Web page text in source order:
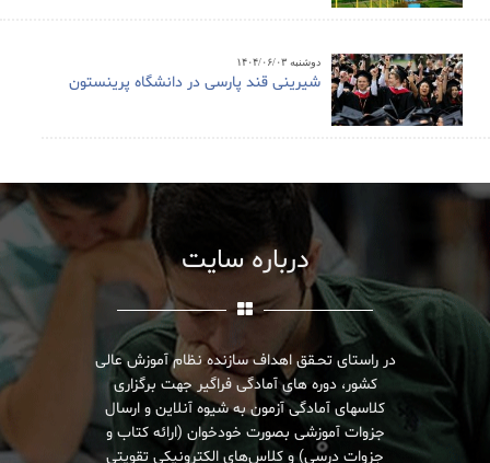
دوشنبه ۱۴۰۴/۰۶/۰۳
شیرینی قند پارسی در دانشگاه پرینستون
درباره سایت
در راستای تحـقق اهداف سازنده نظام آموزش عالی
کشور، دوره های آمادگی فراگیر جهت برگزاری
کلاسهای آمادگی آزمون به شیوه آنلاین و ارسال
جزوات آموزشی بصورت خودخوان (ارائه کتاب و
جزوات درسی) و کلاس‌های الکترونیکی تقویتی